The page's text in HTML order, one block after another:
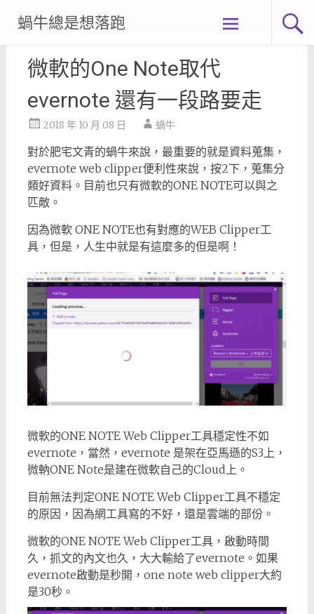
content
蝸牛總是想落跑
微軟的One Note取代
evernote 還有一段路要走
2018 年 10 月 08 日 蝸牛
對於肥宅文青的蝸牛來說，最重要的就是資料蒐集，
evernote web clipper便利性來說，按2下，蒐集分
類好資料。目前也只有微軟的ONE NOTE可以與之
匹敵。
因為微軟 ONE NOTE也有對應的WEB Clipper工
具，但是，人生中就是有這麼多的但是啊！
微軟的ONE NOTE Web Clipper工具穩定性不如
evernote，當然，evernote 是架在亞馬遜的S3上，
微軜ONE Note是建在微軟自己的Cloud上。
目前無法判定ONE NOTE Web Clipper工具不穩定
的原因，因為網工具寫的不好，還是雲端的部份。
微軟的ONE NOTE Web Clipper工具，啟動時間
久，抓文的內文也久，大大輸給了evernote。如果
evernote啟動是秒開，one note web clipper大約
是30秒。